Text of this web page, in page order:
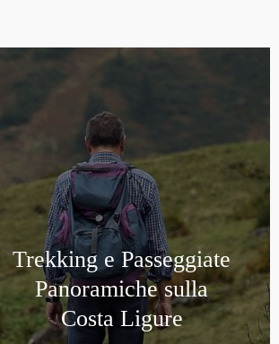
Trekking e Passeggiate
Panoramiche sulla
Costa Ligure